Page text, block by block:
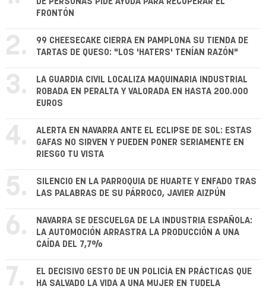
FRONTÓN
2.
99 CHEESECAKE CIERRA EN PAMPLONA SU TIENDA DE
TARTAS DE QUESO: "LOS 'HATERS' TENÍAN RAZÓN"
3.
LA GUARDIA CIVIL LOCALIZA MAQUINARIA INDUSTRIAL
ROBADA EN PERALTA Y VALORADA EN HASTA 200.000
EUROS
4.
ALERTA EN NAVARRA ANTE EL ECLIPSE DE SOL: ESTAS
GAFAS NO SIRVEN Y PUEDEN PONER SERIAMENTE EN
RIESGO TU VISTA
5.
SILENCIO EN LA PARROQUIA DE HUARTE Y ENFADO TRAS
LAS PALABRAS DE SU PÁRROCO, JAVIER AIZPÚN
6.
NAVARRA SE DESCUELGA DE LA INDUSTRIA ESPAÑOLA:
LA AUTOMOCIÓN ARRASTRA LA PRODUCCIÓN A UNA
CAÍDA DEL 7,7%
7.
EL DECISIVO GESTO DE UN POLICÍA EN PRÁCTICAS QUE
HA SALVADO LA VIDA A UNA MUJER EN TUDELA